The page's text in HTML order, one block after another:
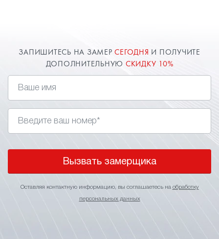
ЗАПИШИТЕСЬ НА ЗАМЕРСЕГОДНЯ И ПОЛУЧИТЕ
ДОПОЛНИТЕЛЬНУЮ СКИДКУ 10%
Вызвать замерщика
Оставляя контактную информацию, вы соглашаетесь на обработку
персональных данных